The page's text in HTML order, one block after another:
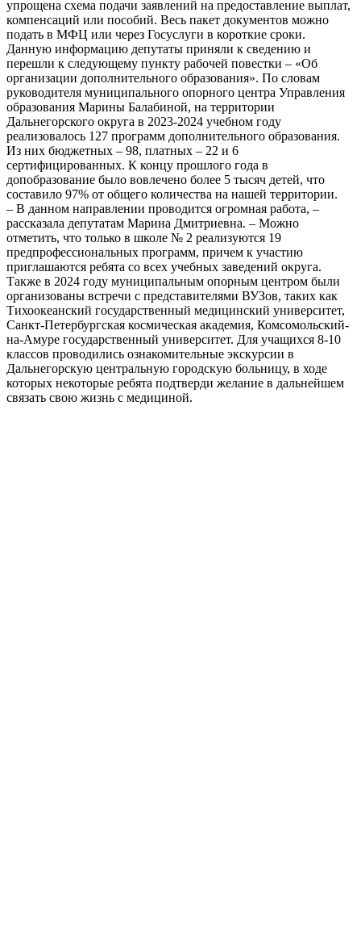
упрощена схема подачи заявлений на предоставление выплат,
компенсаций или пособий. Весь пакет документов можно
подать в МФЦ или через Госуслуги в короткие сроки.
Данную информацию депутаты приняли к сведению и
перешли к следующему пункту рабочей повестки – «Об
организации дополнительного образования». По словам
руководителя муниципального опорного центра Управления
образования Марины Балабиной, на территории
Дальнегорского округа в 2023-2024 учебном году
реализовалось 127 программ дополнительного образования.
Из них бюджетных – 98, платных – 22 и 6
сертифицированных. К концу прошлого года в
допобразование было вовлечено более 5 тысяч детей, что
составило 97% от общего количества на нашей территории.
– В данном направлении проводится огромная работа, –
рассказала депутатам Марина Дмитриевна. – Можно
отметить, что только в школе № 2 реализуются 19
предпрофессиональных программ, причем к участию
приглашаются ребята со всех учебных заведений округа.
Также в 2024 году муниципальным опорным центром были
организованы встречи с представителями ВУЗов, таких как
Тихоокеанский государственный медицинский университет,
Санкт-Петербургская космическая академия, Комсомольский-
на-Амуре государственный университет. Для учащихся 8-10
классов проводились ознакомительные экскурсии в
Дальнегорскую центральную городскую больницу, в ходе
которых некоторые ребята подтверди желание в дальнейшем
связать свою жизнь с медициной.